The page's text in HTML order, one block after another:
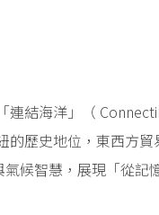
結海洋」（
歷史地位，東西方貿
候智慧，展現「從記